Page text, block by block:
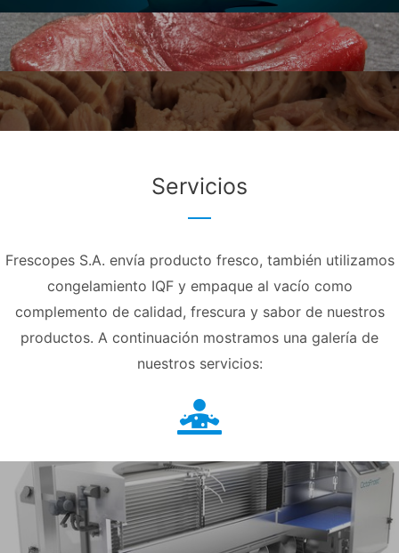
Servicios
Frescopes S.A. envía producto fresco, también utilizamos
congelamiento IQF y empaque al vacío como
complemento de calidad, frescura y sabor de nuestros
productos. A continuación mostramos una galería de
nuestros servicios: